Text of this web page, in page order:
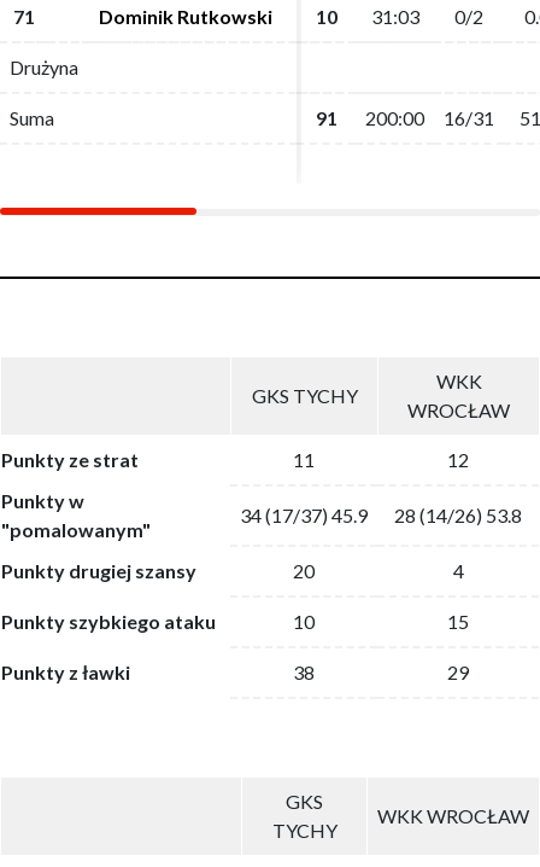
71 Dominik Rutkowski 10 31:03 0/2
Drużyna
Suma 91 200:00 16/31
71 Dominik Rutkowski 10 31:03 0/2
Drużyna
Suma 91 200:00 16/31
GKS TYCHY
WKK
WROCŁAW
Punkty ze strat 11
12
Punkty w
"pomalowanym"
34 (17/37) 45.9 28 (14/26) 53.8
Punkty drugiej szansy 20 4
Punkty szybkiego ataku 10 15
Punkty z ławki 38 29
GKS
TYCHY
WKK WROCŁAW